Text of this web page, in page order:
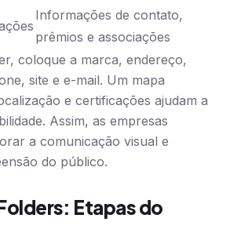
Informações de contato,
prêmios e associações
coloque a marca, endereço,
site e e-mail. Um mapa
e certificações ajudam a
Assim, as empresas
a comunicação visual e
do público.
Etapas do